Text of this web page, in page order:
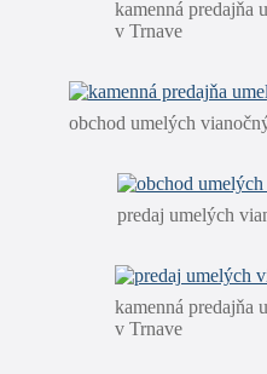
kamenná predajňa
v Trnave
obchod umelých
predaj umelých
kamenná predajňa
v Trnave